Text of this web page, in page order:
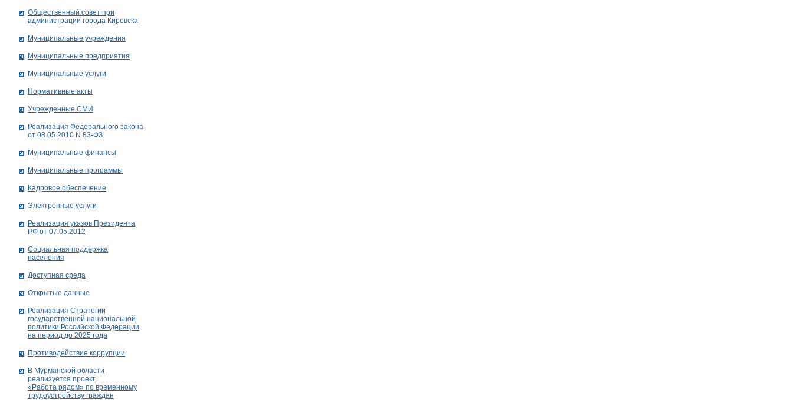
Общественный совет при
администрации города Кировска
Муниципальные учреждения
Муниципальные предприятия
Муниципальные услуги
Нормативные акты
Учрежденные СМИ
Реализация Федерального закона
от 08.05.2010 N 83-ФЗ
Муниципальные финансы
Муниципальные программы
Кадровое обеспечение
Электронные услуги
Реализация указов Президента
РФ от 07.05.2012
Социальная поддержка
населения
Доступная среда
Открытые данные
Реализация Стратегии
государственной национальной
политики Российской Федерации
на период до 2025 года
Противодействие коррупции
В Мурманской области
реализуется проект
«Работа рядом» по временному
трудоустройству граждан